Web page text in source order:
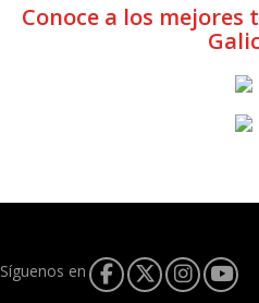
Conoce a los
Síguenos en